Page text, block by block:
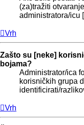
(za)tražiti
administratora/icu
Vrh
Zašto su [neke]
bojama?
Administrator/ica
korisničkih grupa
identificirati/
Vrh